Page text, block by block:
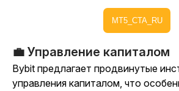
MT5_CTA_RU
💼 Управление капиталом
Bybit предлагает продвинутые
управления капиталом, что